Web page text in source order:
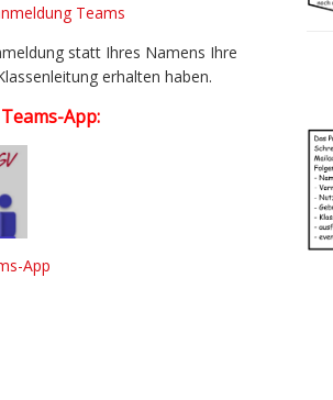
Teams
statt Ihres Namens Ihre
erhalten haben.
App:
App